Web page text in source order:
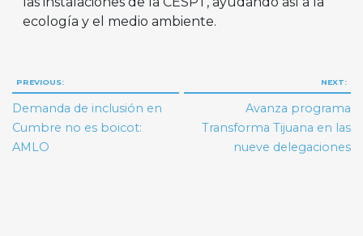
ecología y el medio ambiente.
Navegación
de
entradas
PREVIOUS:
Demanda de inclusión en
Cumbre no es boicot:
AMLO
NEXT:
Avanza programa
Transforma Tijuana en las
nueve delegaciones